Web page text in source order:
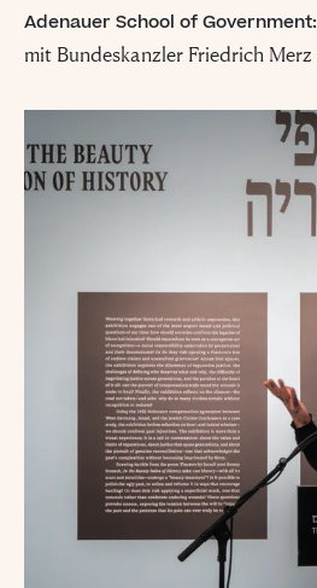
Adenauer School of Government:
mit Bundeskanzler Friedrich Merz